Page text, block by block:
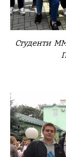
Студенти